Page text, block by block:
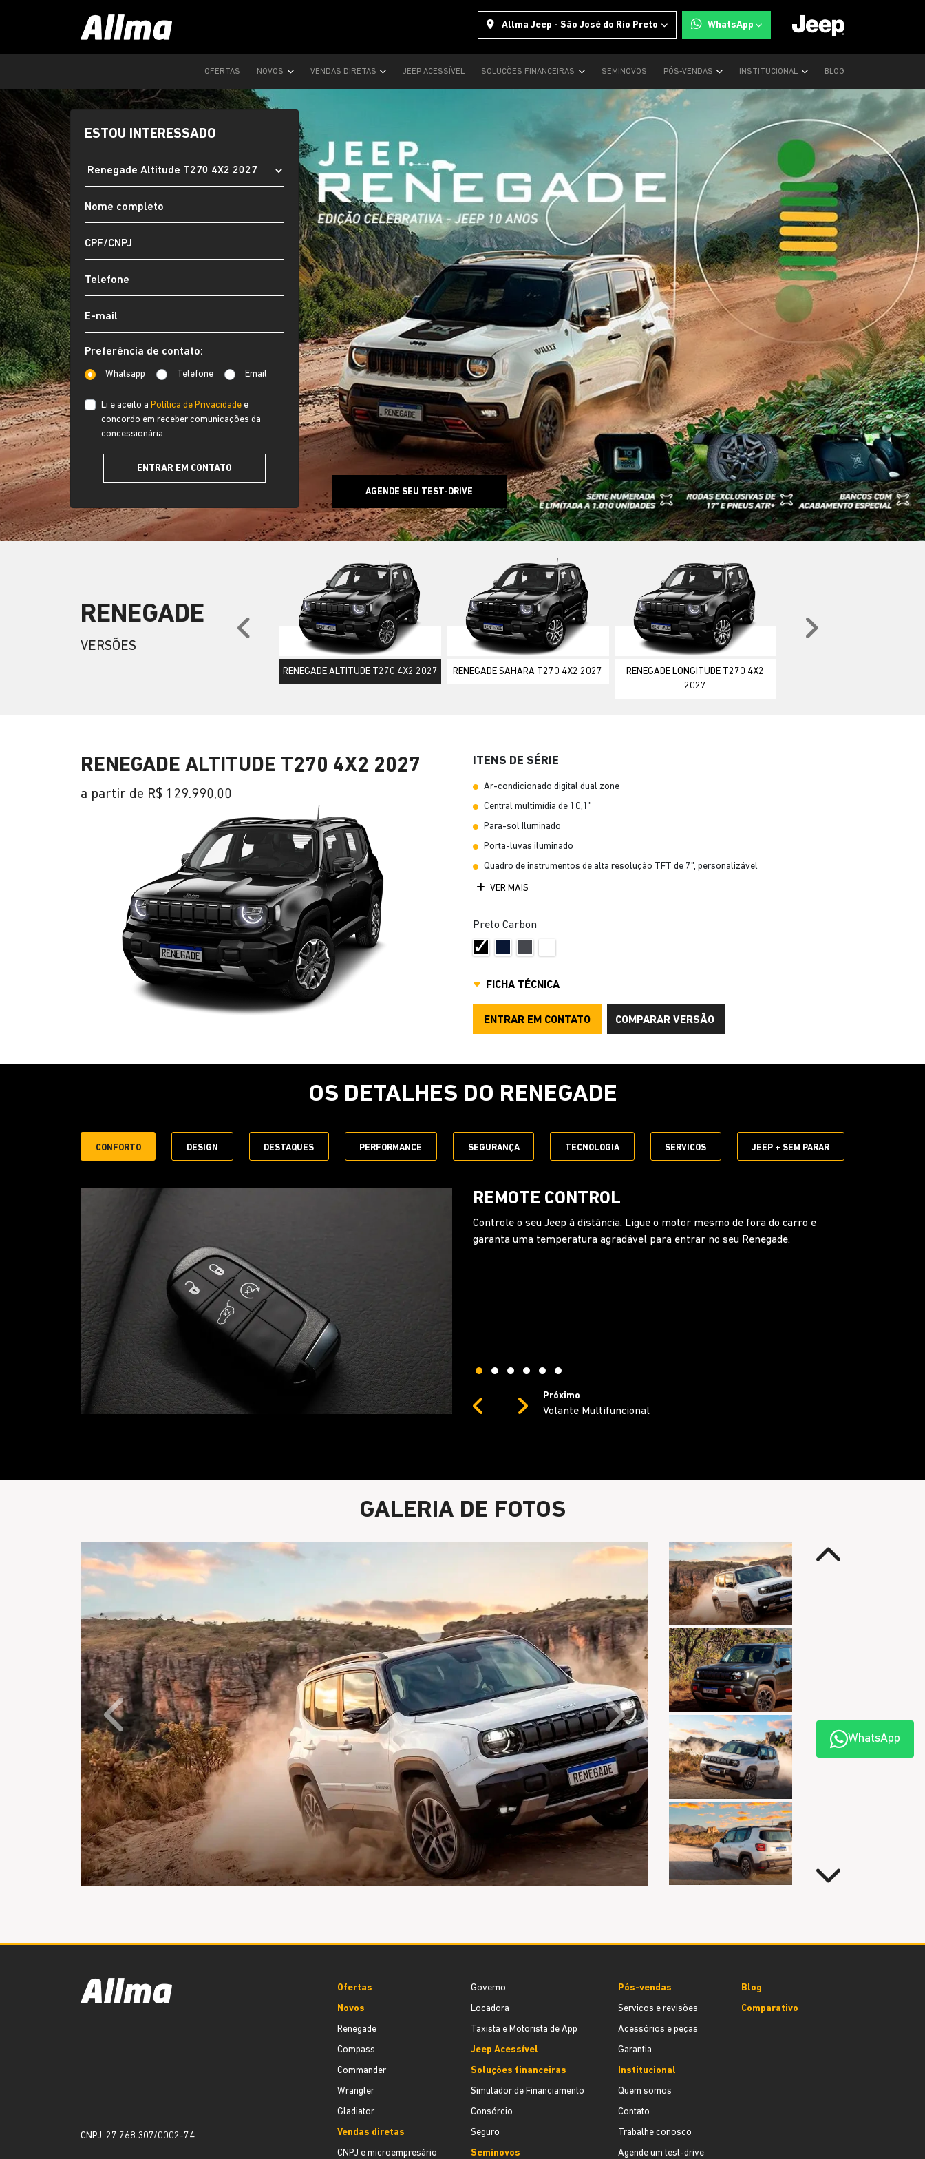
Allma Jeep - São José do Rio Preto WhatsApp
OFERTAS NOVOS VENDAS DIRETAS JEEP ACESSÍVEL SOLUÇÕES FINANCEIRAS SEMINOVOS PÓS-VENDAS INSTITUCIONAL BLOG
ESTOU INTERESSADO
Preferência de contato:
Whatsapp Telefone Email
Li e aceito a Política de Privacidade e
concordo em receber comunicações da
concessionária.
ENTRAR EM CONTATO
AGENDE SEU TEST-DRIVE
RENEGADE
VERSÕES
RENEGADE ALTITUDE T270 4X2 2027 RENEGADE SAHARA T270 4X2 2027
RENEGADE LONGITUDE T270 4X2
2027
Anterior
RENEGADE ALTITUDE T270 4X2 2027
a partir de R$ 129.990,00
ITENS DE SÉRIE
Ar-condicionado digital dual zone
Central multimídia de 10,1"
Para-sol Iluminado
Porta-luvas iluminado
Quadro de instrumentos de alta resolução TFT de 7", personalizável
VER MAIS
Preto Carbon
FICHA TÉCNICA
ENTRAR EM CONTATO COMPARAR VERSÃO
OS DETALHES DO RENEGADE
CONFORTO DESIGN DESTAQUES PERFORMANCE SEGURANÇA TECNOLOGIA SERVICOS JEEP + SEM PARAR
VOLANTE MULTIFUNCIONAL
Garanta toda a praticidade de ativar comandos sem tirar as mãos do volante.
Siga dirigindo com segurança, ao apertar os botões para escolher a melhor
Próximo
Novo console central com saídas de ar traseiras
PreviousNext
GALERIA DE FOTOS
Anterior Próximo
Anterior
WhatsApp
CNPJ: 27.768.307/0002-74
Ofertas
Novos
Renegade
Compass
Commander
Wrangler
Gladiator
Vendas diretas
CNPJ e microempresário
Governo
Locadora
Taxista e Motorista de App
Jeep Acessível
Soluções financeiras
Simulador de Financiamento
Consórcio
Seguro
Seminovos
Pós-vendas
Serviços e revisões
Acessórios e peças
Garantia
Institucional
Quem somos
Contato
Trabalhe conosco
Agende um test-drive
Blog
Comparativo